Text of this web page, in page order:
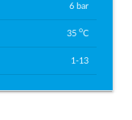
6 bar
35oC
1-13